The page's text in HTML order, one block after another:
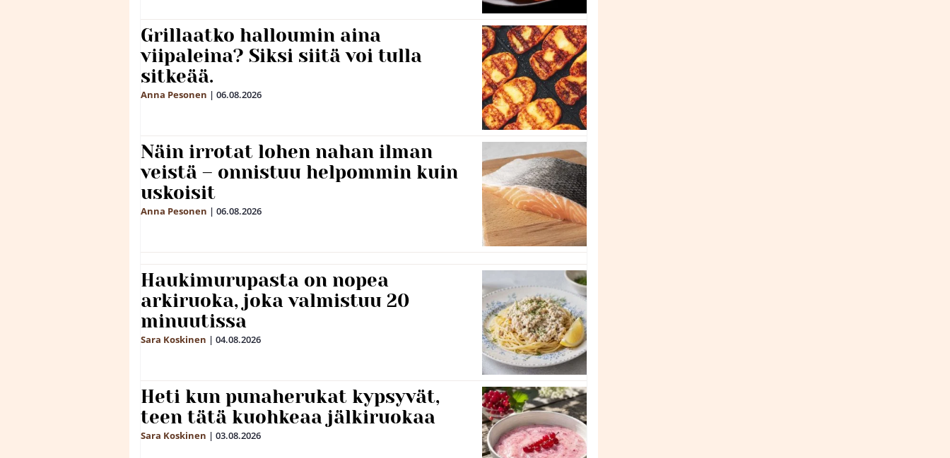
Grillaatko halloumin aina
viipaleina? Siksi siitä voi tulla
sitkeää.
Anna Pesonen | 06.08.2026
Näin irrotat lohen nahan ilman
veistä – onnistuu helpommin kuin
uskoisit
Anna Pesonen | 06.08.2026
Haukimurupasta on nopea
arkiruoka, joka valmistuu 20
minuutissa
Sara Koskinen | 04.08.2026
Heti kun punaherukat kypsyvät,
teen tätä kuohkeaa jälkiruokaa
Sara Koskinen | 03.08.2026